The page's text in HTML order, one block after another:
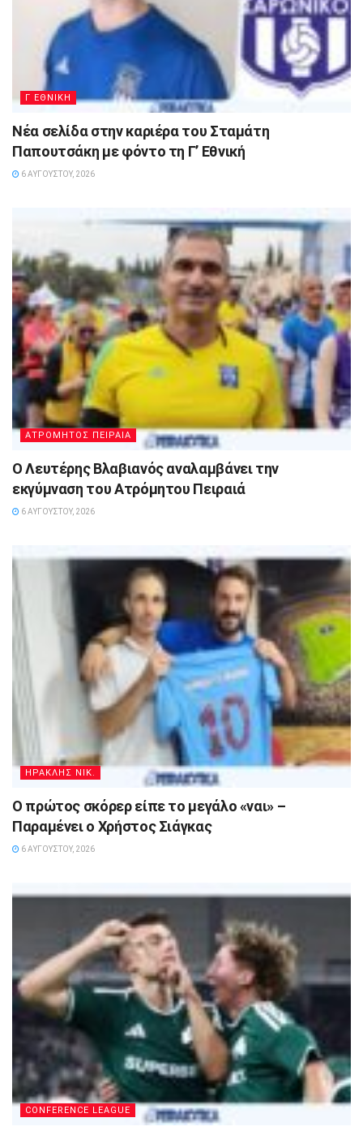
Γ ΕΘΝΙΚΗ
Νέα σελίδα στην καριέρα του Σταμάτη
Παπουτσάκη με φόντο τη Γ’ Εθνική
6 ΑΥΓΟΎΣΤΟΥ, 2026
ΑΤΡΟΜΗΤΟΣ ΠΕΙΡΑΙΑ
Ο Λευτέρης Βλαβιανός αναλαμβάνει την
εκγύμναση του Ατρόμητου Πειραιά
6 ΑΥΓΟΎΣΤΟΥ, 2026
ΗΡΑΚΛΗΣ ΝΙΚ.
Ο πρώτος σκόρερ είπε το μεγάλο «ναι» –
Παραμένει ο Χρήστος Σιάγκας
6 ΑΥΓΟΎΣΤΟΥ, 2026
CONFERENCE LEAGUE